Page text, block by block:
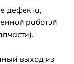
дефекта,
работой
выход из